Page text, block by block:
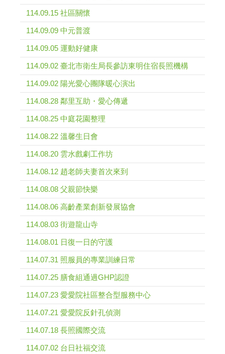
114.09.15 社區關懷
114.09.09 中元普渡
114.09.05 運動好健康
114.09.02 臺北市衛生局長參訪東明住宿長照機構
114.09.02 陽光愛心團隊暖心演出
114.08.28 鄰里互助・愛心傳遞
114.08.25 中庭花園整理
114.08.22 溫馨生日會
114.08.20 雲水戲劇工作坊
114.08.12 趙老師夫妻首次來到
114.08.08 父親節快樂
114.08.06 高齡產業創新發展協會
114.08.03 街遊龍山寺
114.08.01 日復一日的守護
114.07.31 照服員的專業訓練日常
114.07.25 膳食組通過GHP認證
114.07.23 愛愛院社區整合型服務中心
114.07.21 愛愛院反針孔偵測
114.07.18 長照國際交流
114.07.02 台日社福交流